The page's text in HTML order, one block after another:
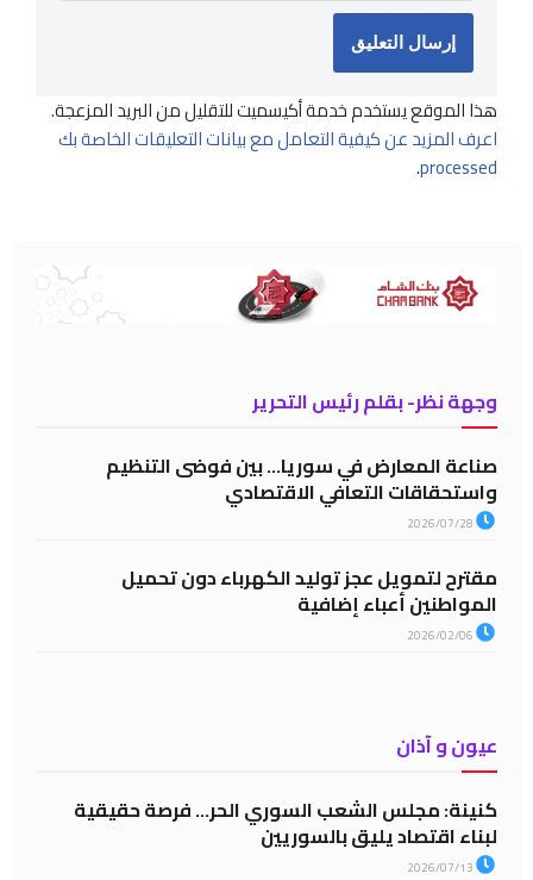
هذا الموقع يستخدم خدمة أكيسميت للتقليل من البريد المزعجة.
اعرف المزيد عن كيفية التعامل مع بيانات التعليقات الخاصة بك
processed
.
وجهة نظر- بقلم رئيس التحرير
صناعة المعارض في سوريا… بين فوضى التنظيم
واستحقاقات التعافي الاقتصادي
مقترح لتمويل عجز توليد الكهرباء دون تحميل
المواطنين أعباء إضافية
عيون و آذان
كنينة: مجلس الشعب السوري الحر… فرصة حقيقية
لبناء اقتصاد يليق بالسوريين